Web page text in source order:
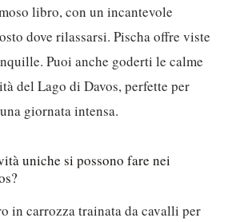
libro, con un incantevole
dove rilassarsi. Pischa offre viste
Puoi anche goderti le calme
del Lago di Davos, perfette per
giornata intensa.
uniche si possono fare nei
in carrozza trainata da cavalli per